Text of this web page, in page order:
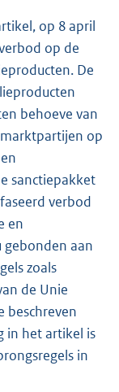
op 8 april
op de
De
behoeve van
op
sanctiepakket
verbod
en
aan
zoals
de Unie
beschreven
in het artikel is
in